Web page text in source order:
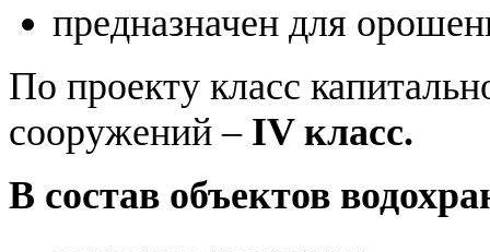
предназначен для
По проекту класс
сооружений – IV класс.
В состав объектов